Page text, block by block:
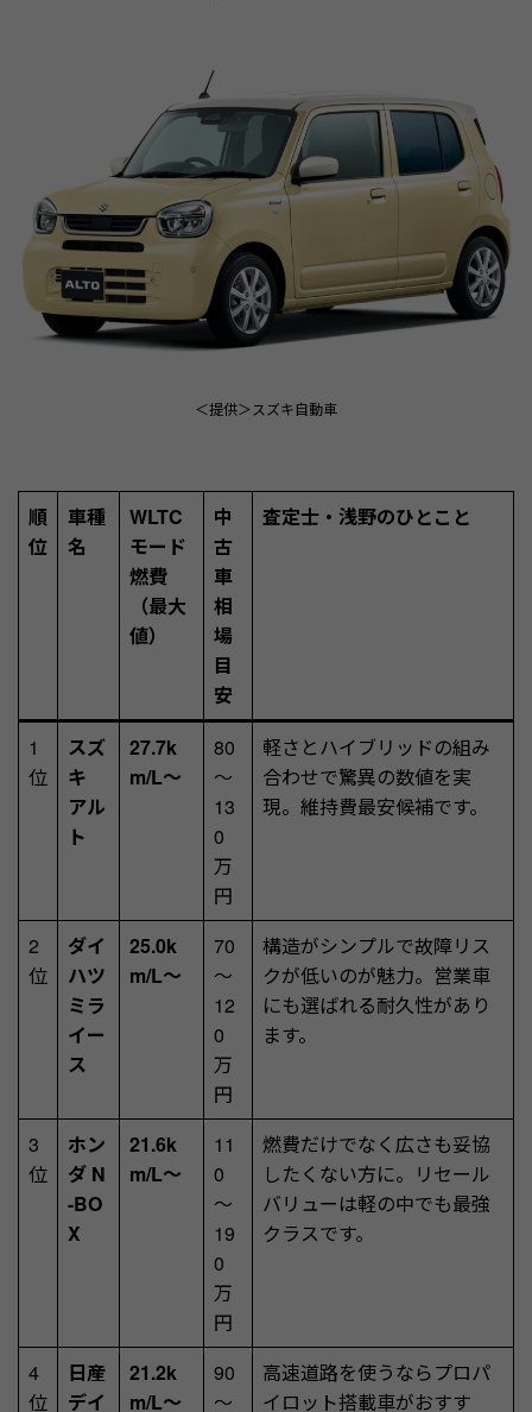
＜提供＞スズキ自動車
順
位
車種
名
WLTC
モード
燃費
（最大
値）
中
古
車
相
場
目
安
査定士・浅野のひとこと
1
位
スズ
キ
アル
ト
27.7k
m/L～
80
～
13
0
万
円
軽さとハイブリッドの組み
合わせで驚異の数値を実
現。維持費最安候補です。
2
位
ダイ
ハツ
ミラ
イー
ス
25.0k
m/L～
70
～
12
0
万
円
構造がシンプルで故障リス
クが低いのが魅力。営業車
にも選ばれる耐久性があり
ます。
3
位
ホン
ダ N
-BO
X
21.6k
m/L～
11
0
～
19
0
万
円
燃費だけでなく広さも妥協
したくない方に。リセール
バリューは軽の中でも最強
クラスです。
4
位
日産
デイ
21.2k
m/L～
90
～
高速道路を使うならプロパ
イロット搭載車がおすす